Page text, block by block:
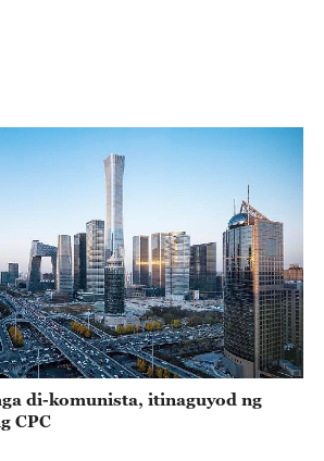
di-komunista, itinaguyod ng
CPC